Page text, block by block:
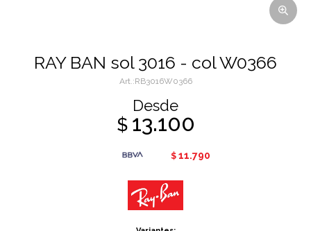
RAY BAN sol 3016 - col W0366
RB3016W0366
Desde
$ 13.100
$ 11.790